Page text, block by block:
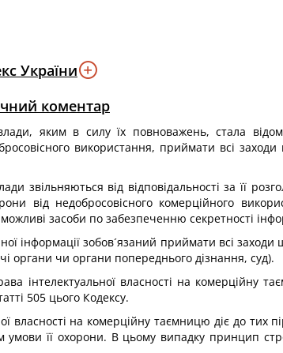
України
коментар
яким в силу їх повноважень, стала
використання, приймати всі
звільняються від відповідальності за її
від недобросовісного комерційного
засоби по забезпеченню секретності
інформації зобов´язаний приймати всі
органи чи органи попереднього дізнання, суд).
інтелектуальної власності на комерційну
505 цього Кодексу.
власності на комерційну таємницю діє до тих
умови її охорони. В цьому випадку принцип